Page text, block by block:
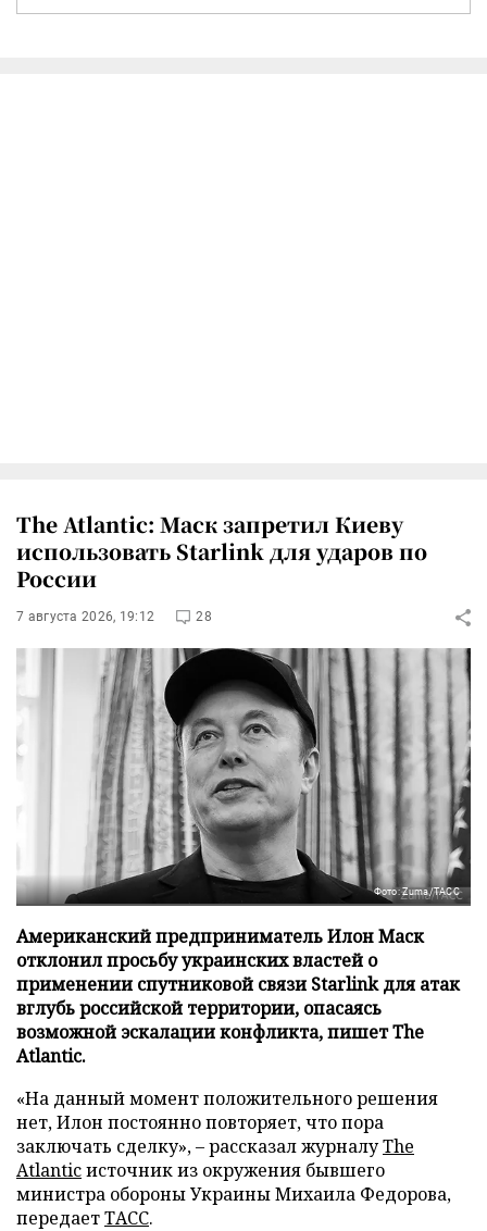
The Atlantic: Маск запретил Киеву
использовать Starlink для ударов по
России
7 августа 2026, 19:12 28
Фото: Zuma/ТАСС
Американский предприниматель Илон Маск
отклонил просьбу украинских властей о
применении спутниковой связи Starlink для атак
вглубь российской территории, опасаясь
возможной эскалации конфликта, пишет The
Atlantic.
«На данный момент положительного решения
нет, Илон постоянно повторяет, что пора
заключать сделку», – рассказал журналуThe
Atlanticисточник из окружения бывшего
министра обороны Украины Михаила Федорова,
передаетТАСС.